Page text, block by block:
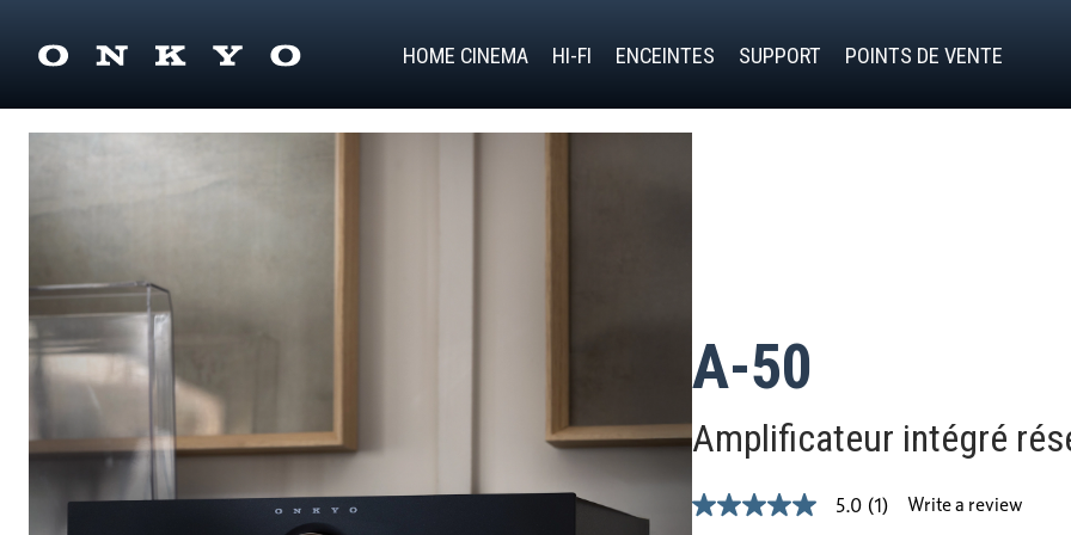
HOME CINEMA HI-FI ENCEINTES SUPPORT POINTS DE VENTE
A-50
Amplificateur intégré
5.0
5.0 (1) Write a review